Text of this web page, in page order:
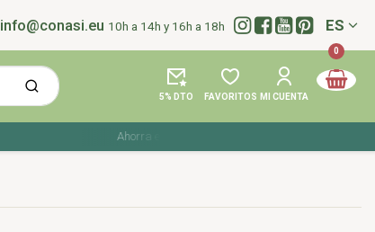
info@conasi.eu 10h a 14h y 16h a 18h Idioma:
ES
5% DTO FAVORITOS MI CUENTA
0
Ahorra en tu compra con los cupones de verano ☀️